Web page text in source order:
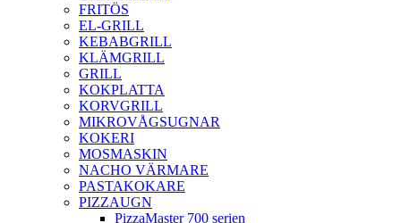
FRITÖS
EL-GRILL
KEBABGRILL
KLÄMGRILL
GRILL
KOKPLATTA
KORVGRILL
MIKROVÅGSUGNAR
KOKERI
MOSMASKIN
NACHO VÄRMARE
PASTAKOKARE
PIZZAUGN
PizzaMaster 700 serien